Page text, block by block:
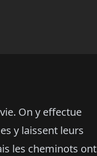
On y effectue
y laissent leurs
les cheminots ont